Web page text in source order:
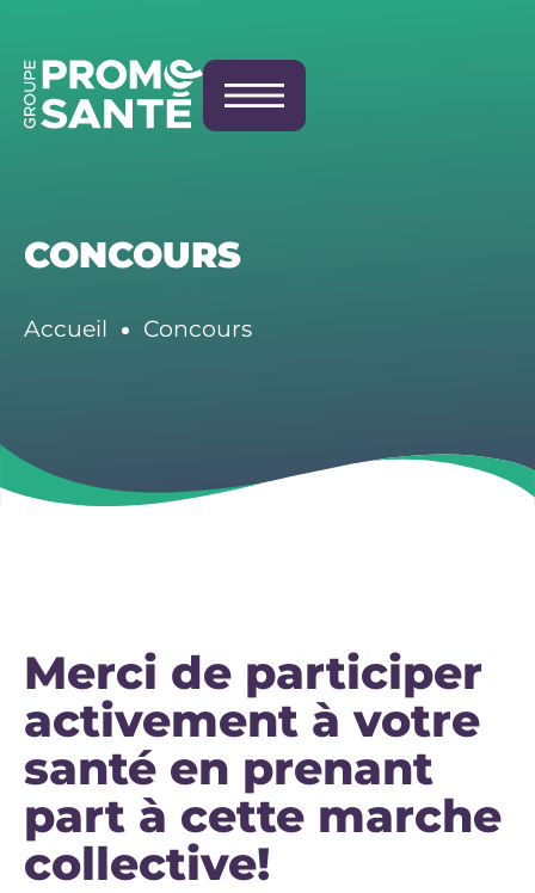
CONCOURS
Accueil Concours
Merci de participer
activement à votre
santé en prenant
part à cette marche
collective!